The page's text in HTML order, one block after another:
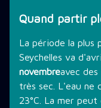
Quand partir
La période la plus
Seychelles va
novembreavec
très sec. L'eau ne
23°C. La mer